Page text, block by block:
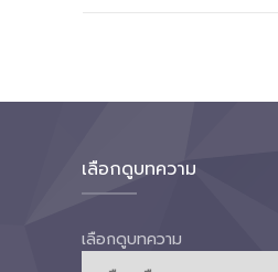
เลือกดูบทความ
เลือกดูบทความ